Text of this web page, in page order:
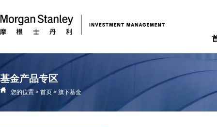
基金产品专区
您的位置 > 首页 > 旗下基金